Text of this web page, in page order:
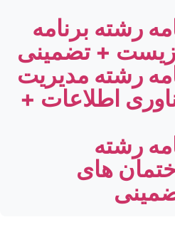
رشته برنامه
+ تضمینی
رشته مدیریت
اطلاعات +
رشته
های